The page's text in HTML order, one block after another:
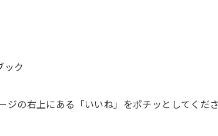
ック
ジの右上にある「いいね」をポチッとしてくだ